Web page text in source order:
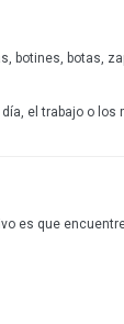
botines, botas,
el trabajo o los
es que